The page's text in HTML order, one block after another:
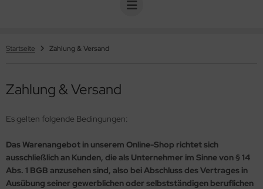
Startseite Zahlung & Versand
Zahlung & Versand
Es gelten folgende Bedingungen:
Das Warenangebot in unserem Online-Shop richtet sich
ausschließlich an Kunden, die als Unternehmer im Sinne von § 14
Abs. 1 BGB anzusehen sind, also bei Abschluss des Vertrages in
Ausübung seiner gewerblichen oder selbstständigen beruflichen